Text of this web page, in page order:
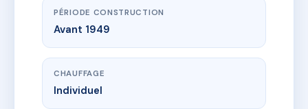
PÉRIODE CONSTRUCTION
Avant 1949
CHAUFFAGE
Individuel